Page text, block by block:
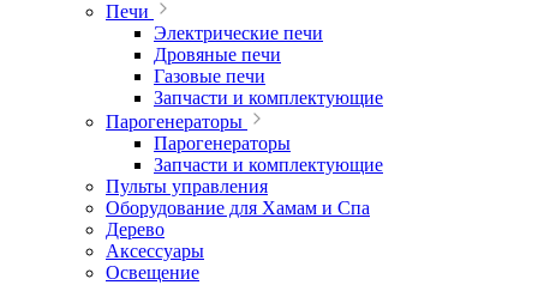
Печи
Электрические печи
Дровяные печи
Газовые печи
Запчасти и комплектующие
Парогенераторы
Парогенераторы
Запчасти и комплектующие
Пульты управления
Оборудование для Хамам и Спа
Дерево
Аксессуары
Освещение